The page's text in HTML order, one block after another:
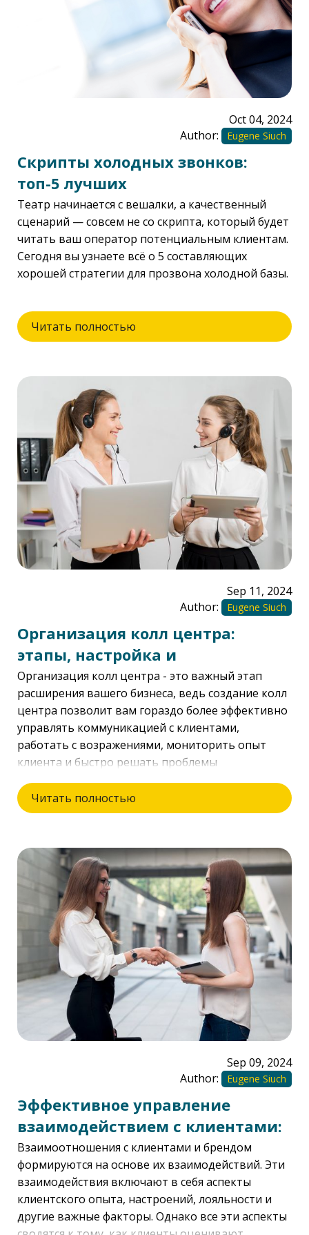
Oct 04, 2024
Author:
Eugene Siuch
Скрипты холодных звонков:
топ-5 лучших
Театр начинается с вешалки, а качественный
сценарий — совсем не со скрипта, который будет
читать ваш оператор потенциальным клиентам.
Сегодня вы узнаете всё о 5 составляющих
хорошей стратегии для прозвона холодной базы.
Читать полностью
Sep 11, 2024
Author:
Eugene Siuch
Организация колл центра:
этапы, настройка и
автоматизация
Организация колл центра - это важный этап
расширения вашего бизнеса, ведь создание колл
центра позволит вам гораздо более эффективно
управлять коммуникацией с клиентами,
работать с возражениями, мониторить опыт
клиента и быстро решать проблемы
покупателей. Тем не менее, внедрение колл
центра - это сложный и многоэтапный процесс,
требующий не только концентрации и четкого
вам не удастся добиться успеха.
Читать полностью
Sep 09, 2024
Author:
Eugene Siuch
Эффективное управление
взаимодействием с клиентами:
лучшие практики
Взаимоотношения с клиентами и брендом
формируются на основе их взаимодействий. Эти
взаимодействия включают в себя аспекты
клиентского опыта, настроений, лояльности и
другие важные факторы. Однако все эти аспекты